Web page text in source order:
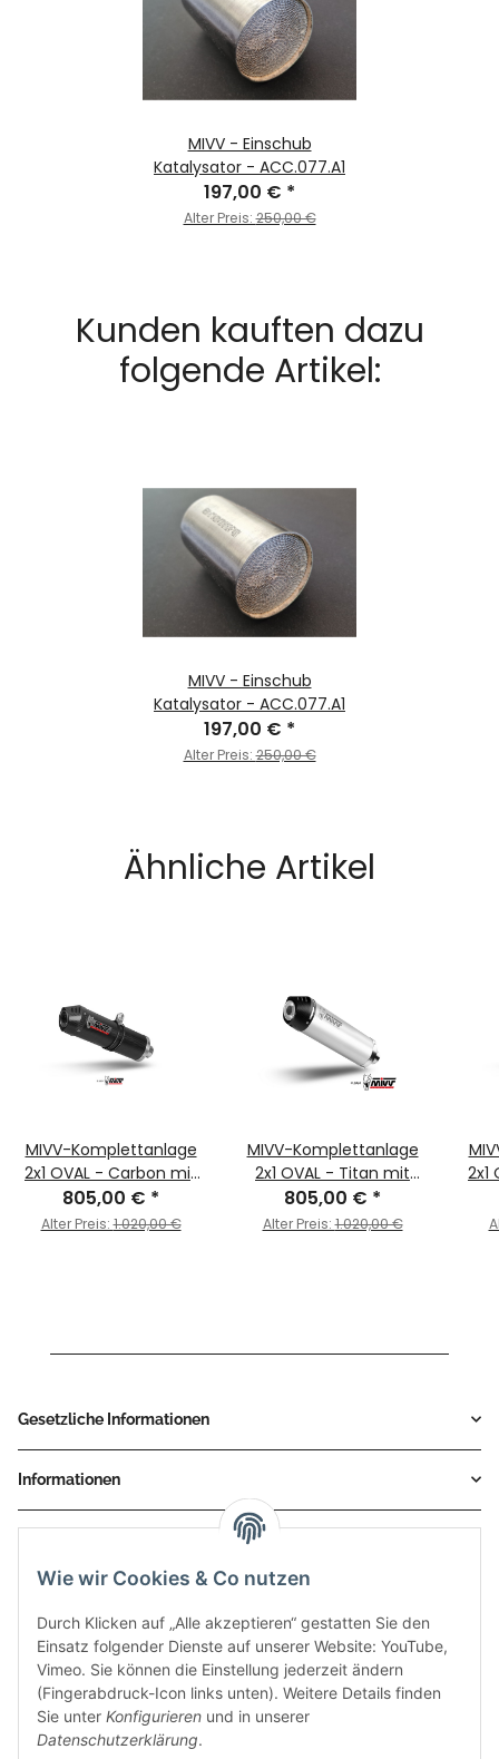
Wie wir Cookies & Co nutzen
Durch Klicken auf „Alle akzeptieren“ gestatten Sie den
Einsatz folgender Dienste auf unserer Website: YouTube,
Vimeo. Sie können die Einstellung jederzeit ändern
(Fingerabdruck-Icon links unten). Weitere Details finden
Sie unter Konfigurieren und in unserer
Datenschutzerklärung.
MIVV - Einschub
Katalysator - ACC.077.A1
197,00 € *
Alter Preis:250,00 €
Kunden kauften dazu
folgende Artikel:
MIVV - Einschub
Katalysator - ACC.077.A1
197,00 € *
Alter Preis:250,00 €
Ähnliche Artikel
MIVV-Komplettanlage
2x1 OVAL - Carbon mit
Carbon Endkappe für
KAWASAKI - Z650 BJ.
805,00 € *
Alter Preis:1.020,00 €
MIVV-Komplettanlage
2x1 OVAL - Titan mit
Carbon Endkappe für
KAWASAKI - Z650 BJ.
805,00 € *
Alter Preis:1.020,00 €
2x1
Gesetzliche Informationen
Informationen